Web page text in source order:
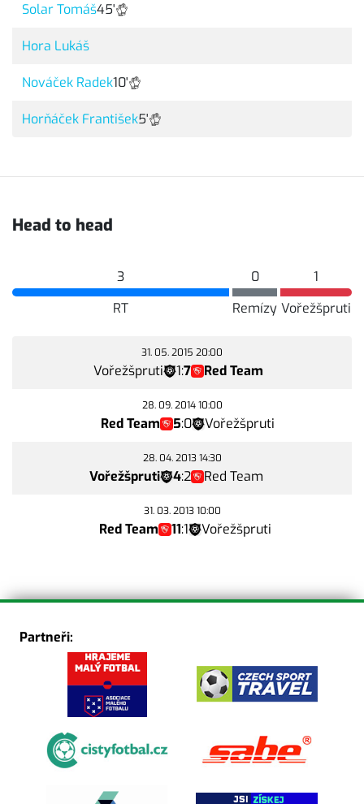
Solar Tomáš45'
Hora Lukáš
Nováček Radek10'
Horňáček František5'
Head to head
3
RT
0
Remízy
1
Vořežšpruti
31. 05. 2015 20:00
Vořežšpruti 1:7 Red Team
28. 09. 2014 10:00
Red Team 5:0 Vořežšpruti
28. 04. 2013 14:30
Vořežšpruti 4:2 Red Team
31. 03. 2013 10:00
Red Team 11:1 Vořežšpruti
Partneři: